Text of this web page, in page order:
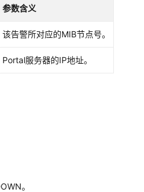
参数含义
该告警所对应的MIB节点号。
Portal服务器的IP地址。
。